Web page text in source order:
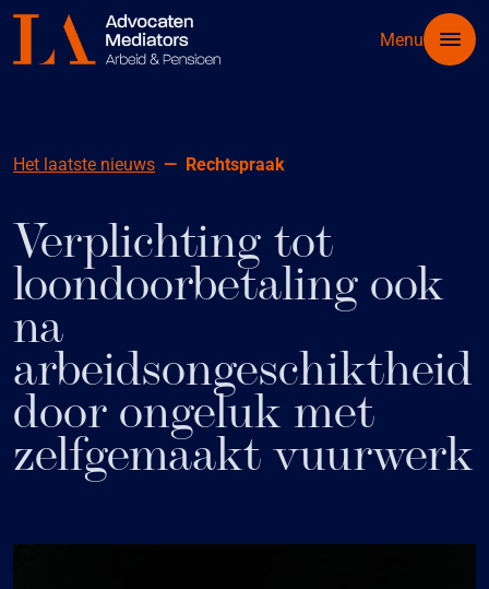
Menu
Het laatste nieuws Rechtspraak
Verplichting tot
loondoorbetaling ook
na
arbeidsongeschiktheid
door ongeluk met
zelfgemaakt vuurwerk